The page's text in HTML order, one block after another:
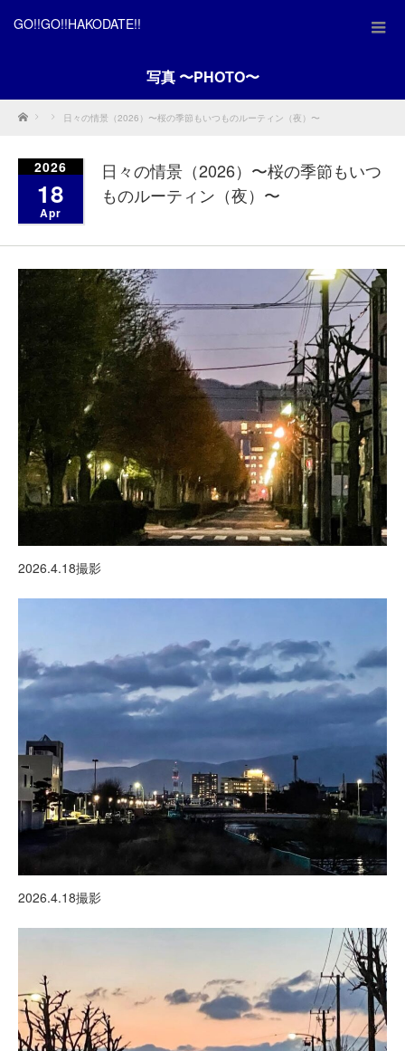
GO!!GO!!HAKODATE!!
写真 〜PHOTO〜
Home 日々の情景（2026）〜桜の季節もいつものルーティン（夜）〜
2026
18
Apr
日々の情景（2026）〜桜の季節もいつ
ものルーティン（夜）〜
2026.4.18撮影
2026.4.18撮影